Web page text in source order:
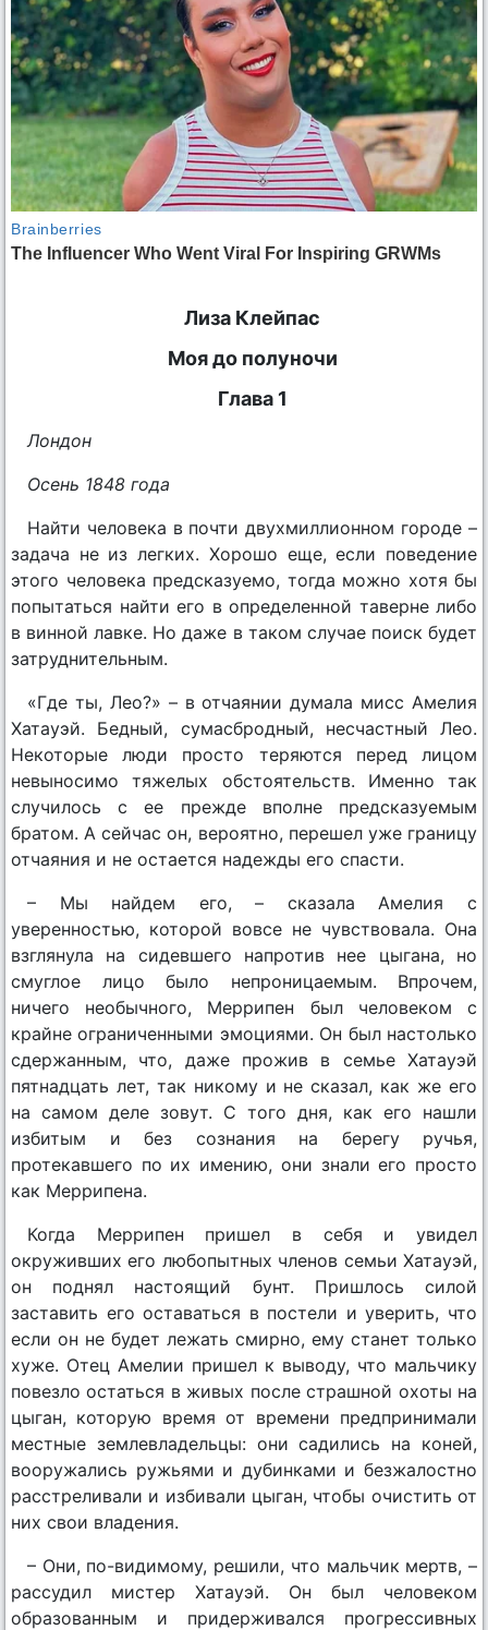
Лиза Клейпас
Моя до полуночи
Глава 1
Лондон
Осень 1848 года
Найти человека в почти двухмиллионном городе –
задача не из легких. Хорошо еще, если поведение
этого человека предсказуемо, тогда можно хотя бы
попытаться найти его в определенной таверне либо
в винной лавке. Но даже в таком случае поиск будет
затруднительным.
«Где ты, Лео?» – в отчаянии думала мисс Амелия
Хатауэй. Бедный, сумасбродный, несчастный Лео.
Некоторые люди просто теряются перед лицом
невыносимо тяжелых обстоятельств. Именно так
случилось с ее прежде вполне предсказуемым
братом. А сейчас он, вероятно, перешел уже границу
отчаяния и не остается надежды его спасти.
– Мы найдем его, – сказала Амелия с
уверенностью, которой вовсе не чувствовала. Она
взглянула на сидевшего напротив нее цыгана, но
смуглое лицо было непроницаемым. Впрочем,
ничего необычного, Меррипен был человеком с
крайне ограниченными эмоциями. Он был настолько
сдержанным, что, даже прожив в семье Хатауэй
пятнадцать лет, так никому и не сказал, как же его
на самом деле зовут. С того дня, как его нашли
избитым и без сознания на берегу ручья,
протекавшего по их имению, они знали его просто
как Меррипена.
Когда Меррипен пришел в себя и увидел
окруживших его любопытных членов семьи Хатауэй,
он поднял настоящий бунт. Пришлось силой
заставить его оставаться в постели и уверить, что
если он не будет лежать смирно, ему станет только
хуже. Отец Амелии пришел к выводу, что мальчику
повезло остаться в живых после страшной охоты на
цыган, которую время от времени предпринимали
местные землевладельцы: они садились на коней,
вооружались ружьями и дубинками и безжалостно
расстреливали и избивали цыган, чтобы очистить от
них свои владения.
– Они, по-видимому, решили, что мальчик мертв, –
рассудил мистер Хатауэй. Он был человеком
образованным и придерживался прогрессивных